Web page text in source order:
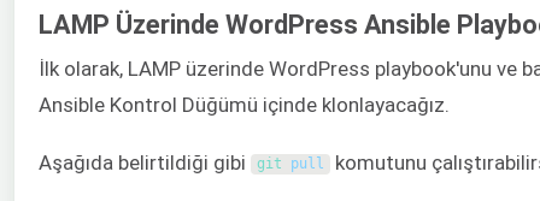
LAMP Üzerinde WordPress Ansible
İlk olarak, LAMP üzerinde WordPress playbook'unu ve
Ansible Kontrol Düğümü içinde klonlayacağız.
Aşağıda belirtildiği gibi git pull komutunu